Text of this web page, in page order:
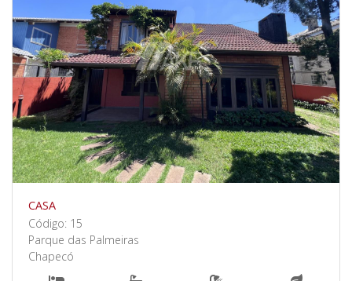
CASA
Código: 15
Parque das Palmeiras
Chapecó